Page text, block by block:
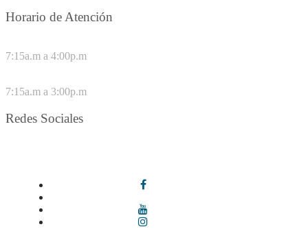
Horario de Atención
7:15a.m a 4:00p.m
7:15a.m a 3:00p.m
Redes Sociales